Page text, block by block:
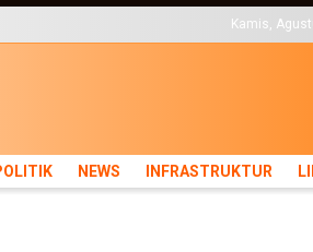
LIFESTYLE
Kamis,
NEWS INFRASTRUKTUR